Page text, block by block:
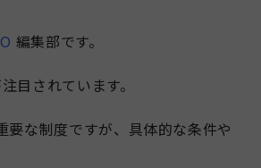
編集部です。
目されています。
な制度ですが、具体的な条件や